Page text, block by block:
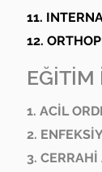
11.
12.
EĞİTİM
1. ACİL
2.
3. CERRAHİ